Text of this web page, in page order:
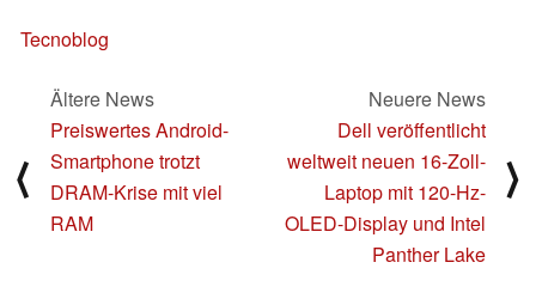
Tecnoblog
⟨
Ältere News
Preiswertes Android-
Smartphone trotzt
DRAM-Krise mit viel
RAM
Neuere News
Dell veröffentlicht
weltweit neuen 16-Zoll-
Laptop mit 120-Hz-
OLED-Display und Intel
Panther Lake
⟩